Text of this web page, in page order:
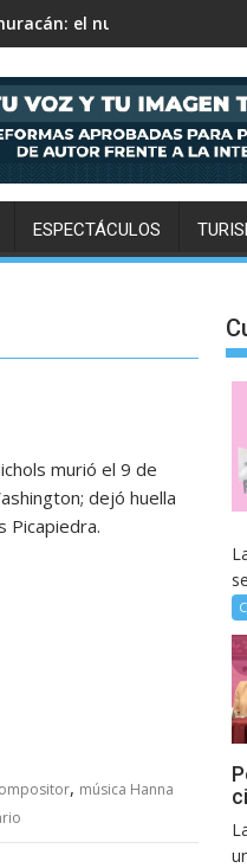
el nuevo servicio que
ESPECTÁCULOS
murió el 9 de
dejó huella
Picapiedra.
, música Hanna